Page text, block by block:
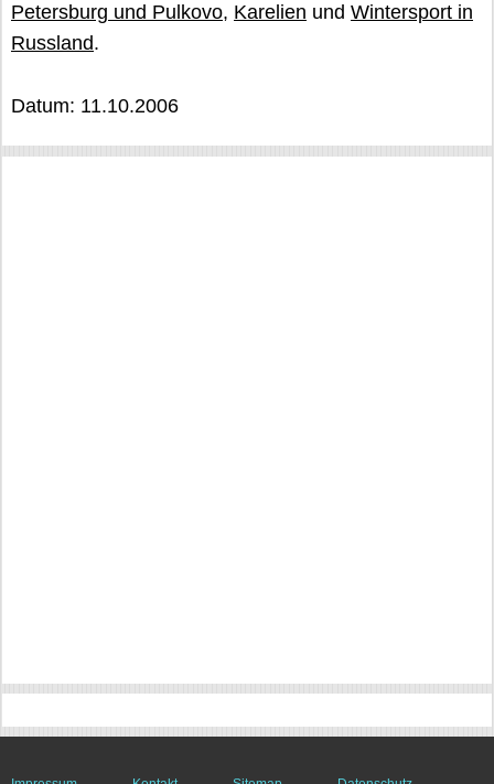
Petersburg und Pulkovo, Karelien und Wintersport in
Russland.
Datum: 11.10.2006